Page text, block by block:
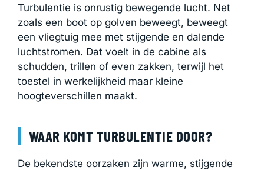
Turbulentie is onrustig bewegende lucht. Net
zoals een boot op golven beweegt, beweegt
een vliegtuig mee met stijgende en dalende
luchtstromen. Dat voelt in de cabine als
schudden, trillen of even zakken, terwijl het
toestel in werkelijkheid maar kleine
hoogteverschillen maakt.
WAAR KOMT TURBULENTIE DOOR?
De bekendste oorzaken zijn warme, stijgende